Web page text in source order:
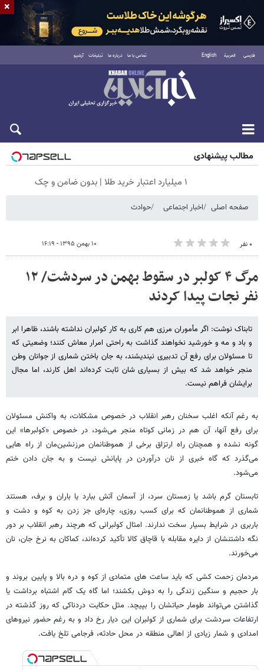
فارسی العربية English تماس با ما درباره ما تبلیغات آرشیو
شنبه ۱۷ مرداد ۱۴۰۵
مطالب پیشنهادی
۱ میلیارد اعتبار خرید طلا | بدون ضامن و چک
صفحه اصلی اخبار اجتماعی حوادث
۰ نفر ۱۰ بهمن ۱۳۹۵ - ۱۶:۱۹
مرگ ۴ کولبر در سقوط بهمن در سردشت/ ۱۲
نفر نجات پیدا کردند
تابناک نوشت: اگر مأموران مرزی هم کاری به کار کولبران نداشته باشند، ظاهرا ابر
و باد و مه و خورشید نخواهند گذاشت به راحتی امرار معاش کنند؛ وضعیتی که
تا مسئولان برای رفع آن تدبیری نیندیشند، به جان باختن شماری از جوانان وطن
منجر خواهد شد که بیش از بسیاری شان ثابت کرده‌‎اند اهل کارند، اما مجال
برایشان فراهم نیست.
به رغم آنکه اغلب سخنان رهبر انقلاب در خصوص مشکلات، به واکنش مسئولان
برای رفع آنها، آن هم در زمانی کوتاه منجر می‌شود، در خصوص «کولبرها» این
گونه نشده و همچنان راه ارتزاق برخی از هموطنانمان مرزنشین‌مان از راه هایی
می‌گذرد که گاه خبری از نان درآوردن در پایانش نیست و به جان دادن ختم
می‌شود.
تابستان گرم باشد یا زمستان سرد، از آسمان آتش ببارد یا باران و برف، هستند
شماری از هموطنانمان که برای کسب روزی، چاره‌ای جز زدن به کوه و دشت و
باربری در شرایط بسیار سخت ندارند. امثال کولبرانی که هرچند رهبر انقلاب بر دور
نگه داشتنشان از دایره مقابله با قاچاق کالا تأکید کرده‌اند، کماکان به نرخ جان، نان
می‌خورند.
مردمان زحمت کشی که باید ساعت های متمادی از کوه و دره بالا و پایین بروند و
بار حجیم و سنگین زندگی را به دوش بکشند؛ اما گاه یک گام اشتباه برداشت یا
گذاشتن می‌تواند طومار حیاتشان را بپیچد. مثل حکایت دردناکی که روز گذشته در
ارتفاعات سردشت برای شماری از کولبران این دیار رخ داد و به رغم حضور نیروهای
امدادی و شمار زیادی از اهالی منطقه در محل حادثه، فرجامی تلخ یافت.
×